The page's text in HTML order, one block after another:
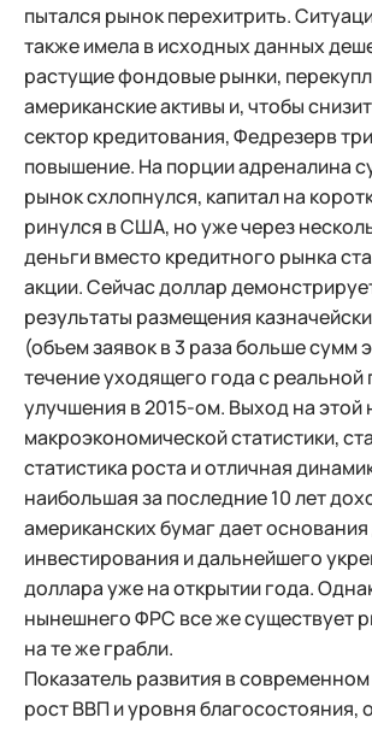
пытался рынок перехитрить.
также имела в исходных данных
растущие фондовые рынки,
американские активы и, чтобы
сектор кредитования, Федрезерв
повышение. На порции адреналина
рынок схлопнулся, капитал на
ринулся в США, но уже через
деньги вместо кредитного рынка
акции. Сейчас доллар
результаты размещения
(объем заявок в 3 раза больше сумм
течение уходящего года с реальной
улучшения в 2015-ом. Выход на этой
макроэкономической статистики,
статистика роста и отличная
наибольшая за последние 10 лет
американских бумаг дает
инвестирования и дальнейшего
доллара уже на открытии года.
нынешнего ФРС все же существует
на те же грабли.
Показатель развития в
рост ВВП и уровня благосостояния,